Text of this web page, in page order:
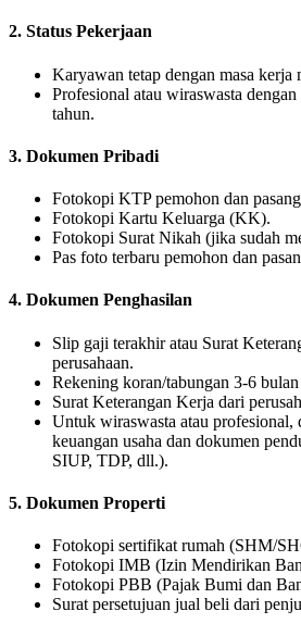
2. Status Pekerjaan
Karyawan tetap dengan masa kerja
Profesional atau wiraswasta
tahun.
3. Dokumen Pribadi
Fotokopi KTP pemohon dan
Fotokopi Kartu Keluarga (KK).
Fotokopi Surat Nikah (jika sudah
Pas foto terbaru pemohon dan
4. Dokumen Penghasilan
Slip gaji terakhir atau Surat
perusahaan.
Rekening koran/tabungan 3-6
Surat Keterangan Kerja dari
Untuk wiraswasta atau profesional,
keuangan usaha dan dokumen
SIUP, TDP, dll.).
5. Dokumen Properti
Fotokopi sertifikat rumah (SHM/
Fotokopi IMB (Izin Mendirikan
Fotokopi PBB (Pajak Bumi dan
Surat persetujuan jual beli dari